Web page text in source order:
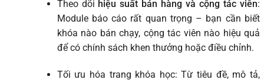
Theo dõi hiệu suất bán hàng và cộng tác viên:
Module báo cáo rất quan trọng – bạn cần biết
khóa nào bán chạy, cộng tác viên nào hiệu quả
để có chính sách khen thưởng hoặc điều chỉnh.
Tối ưu hóa trang khóa học: Từ tiêu đề, mô tả,